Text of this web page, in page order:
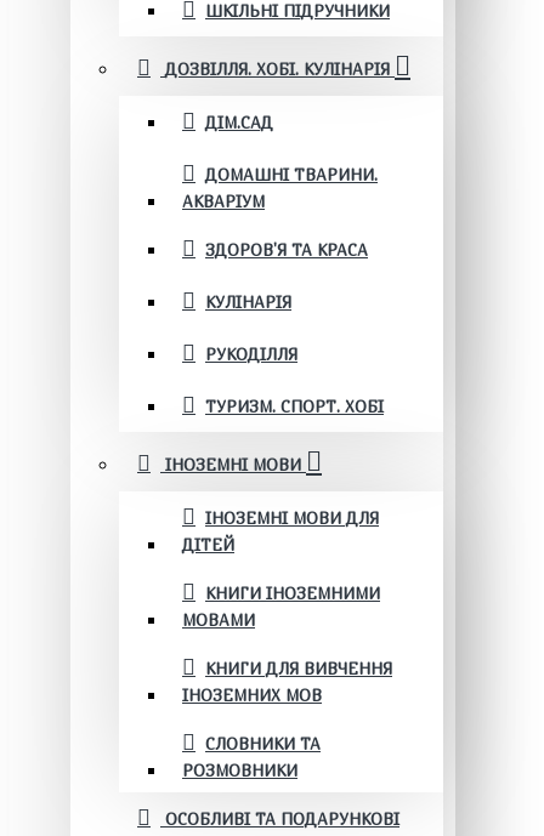
ШКІЛЬНІ ПІДРУЧНИКИ
ДОЗВІЛЛЯ. ХОБІ. КУЛІНАРІЯ
ДІМ.САД
ДОМАШНІ ТВАРИНИ.
АКВАРІУМ
ЗДОРОВ'Я ТА КРАСА
КУЛІНАРІЯ
РУКОДІЛЛЯ
ТУРИЗМ. СПОРТ. ХОБІ
ІНОЗЕМНІ МОВИ
ІНОЗЕМНІ МОВИ ДЛЯ
ДІТЕЙ
КНИГИ ІНОЗЕМНИМИ
МОВАМИ
КНИГИ ДЛЯ ВИВЧЕННЯ
ІНОЗЕМНИХ МОВ
СЛОВНИКИ ТА
РОЗМОВНИКИ
ОСОБЛИВІ ТА ПОДАРУНКОВІ